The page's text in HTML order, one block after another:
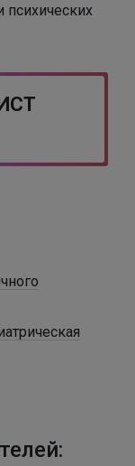
психических